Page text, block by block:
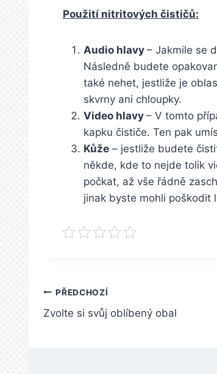
Použití nitritových čističů:
Audio hlavy – Jakmile se
Následně budete
také nehet, jestliže je
skvrny ani chloupky.
Video hlavy – V tomto
kapku čističe. Ten pak
Kůže – jestliže budete
někde, kde to nejde tolik
počkat, až vše řádně
jinak byste mohli poškodit
Navigace
pro
PŘEDCHOZÍ
Zvolte si svůj oblíbený obal